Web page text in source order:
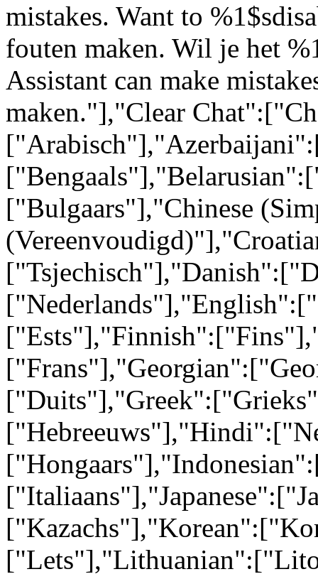
mistakes. Want to
fouten maken. Wil je het
Assistant can make
maken."],"Clear
["Bulgaars"],"Chinese